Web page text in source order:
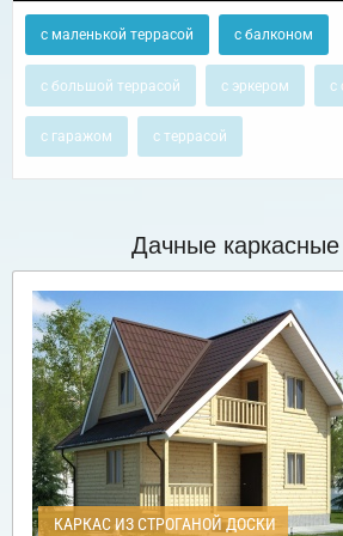
с маленькой террасой с балконом
с большой террасой с эркером с
с гаражом с террасой
Дачные
КАРКАС ИЗ СТРОГАНОЙ ДОСКИ